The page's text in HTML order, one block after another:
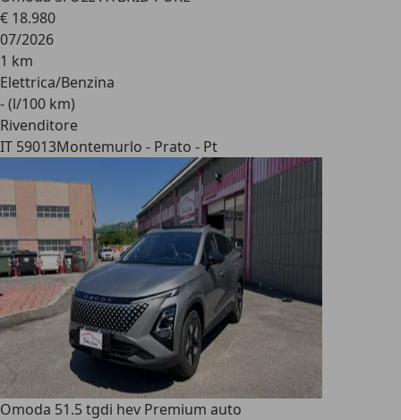
€ 18.980
07/2026
1 km
Elettrica/Benzina
- (l/100 km)
Rivenditore
IT 59013Montemurlo - Prato - Pt
Omoda 51.5 tgdi hev Premium auto